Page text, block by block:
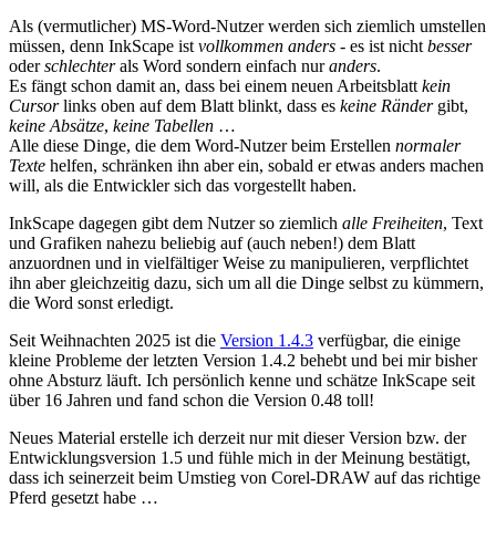
Als (vermutlicher) MS-Word-Nutzer werden sich ziemlich umstellen
müssen, denn InkScape ist vollkommen anders - es ist nicht besser
oderschlechterals Word sondern einfach nuranders.
Es fängt schon damit an, dass bei einem neuen Arbeitsblatt kein
Cursorlinks oben auf dem Blatt blinkt, dass es keine Rändergibt,
keine Absätze, keine Tabellen …
Alle diese Dinge, die dem Word-Nutzer beim Erstellen normaler
Texte helfen, schränken ihn aber ein, sobald er etwas anders machen
will, als die Entwickler sich das vorgestellt haben.
InkScape dagegen gibt dem Nutzer so ziemlich alle Freiheiten, Text
und Grafiken nahezu beliebig auf (auch neben!) dem Blatt
anzuordnen und in vielfältiger Weise zu manipulieren, verpflichtet
ihn aber gleichzeitig dazu, sich um all die Dinge selbst zu kümmern,
die Word sonst erledigt.
Seit Weihnachten 2025 ist die Version 1.4.3 verfügbar, die einige
kleine Probleme der letzten Version 1.4.2 behebt und bei mir bisher
ohne Absturz läuft. Ich persönlich kenne und schätze InkScape seit
über 16 Jahren und fand schon die Version 0.48 toll!
Neues Material erstelle ich derzeit nur mit dieser Version bzw. der
Entwicklungsversion 1.5 und fühle mich in der Meinung bestätigt,
dass ich seinerzeit beim Umstieg von Corel-DRAW auf das richtige
Pferd gesetzt habe …